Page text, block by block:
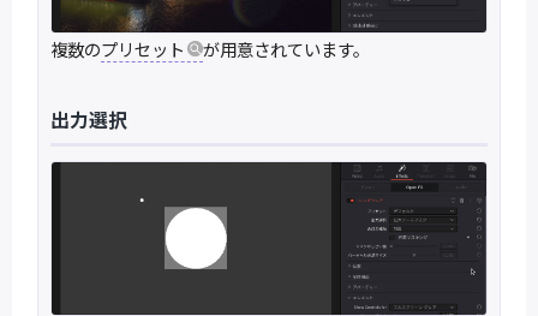
複数のプリセット が用意されています。
出力選択